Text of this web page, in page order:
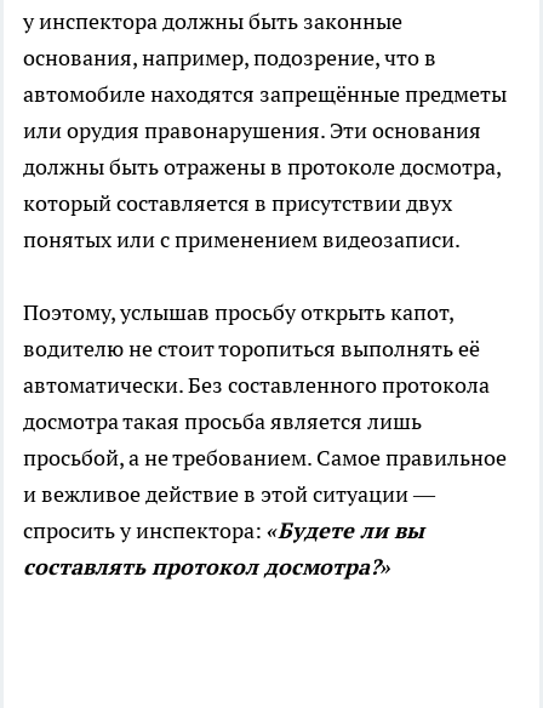
у инспектора должны быть законные
основания, например, подозрение, что в
автомобиле находятся запрещённые предметы
или орудия правонарушения. Эти основания
должны быть отражены в протоколе досмотра,
который составляется в присутствии двух
понятых или с применением видеозаписи.
Поэтому, услышав просьбу открыть капот,
водителю не стоит торопиться выполнять её
автоматически. Без составленного протокола
досмотра такая просьба является лишь
просьбой, а не требованием. Самое правильное
и вежливое действие в этой ситуации —
спросить у инспектора: «Будете ли вы
составлять протокол досмотра?»